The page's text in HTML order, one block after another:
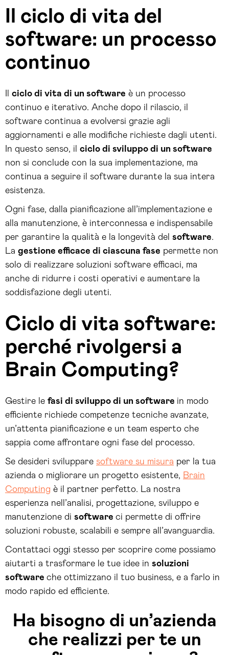
Il ciclo di vita del
software: un processo
continuo
ciclo di vita di un software è un processo
continuo e iterativo. Anche dopo il rilascio, il
software continua a evolversi grazie agli
aggiornamenti e alle modifiche richieste dagli utenti.
In questo senso, il ciclo di sviluppo di un software
non si conclude con la sua implementazione, ma
continua a seguire il software durante la sua intera
esistenza.
Ogni fase, dalla pianificazione all’implementazione e
alla manutenzione, è interconnessa e indispensabile
per garantire la qualità e la longevità del software.
La gestione efficace di ciascuna fase permette non
solo di realizzare soluzioni software efficaci, ma
anche di ridurre i costi operativi e aumentare la
soddisfazione degli utenti.
Ciclo di vita software:
perché rivolgersi a
Brain Computing?
Gestire le fasi di sviluppo di un software in modo
efficiente richiede competenze tecniche avanzate,
un’attenta pianificazione e un team esperto che
sappia come affrontare ogni fase del processo.
Se desideri sviluppare software su misura per la tua
azienda o migliorare un progetto esistente, Brain
Computing è il partner perfetto. La nostra
esperienza nell’analisi, progettazione, sviluppo e
manutenzione di software ci permette di offrire
soluzioni robuste, scalabili e sempre all’avanguardia.
Contattaci oggi stesso per scoprire come possiamo
aiutarti a trasformare le tue idee in soluzioni
software che ottimizzano il tuo business, e a farlo in
modo rapido ed efficiente.
Ha bisogno di un’azienda
che realizzi per te un